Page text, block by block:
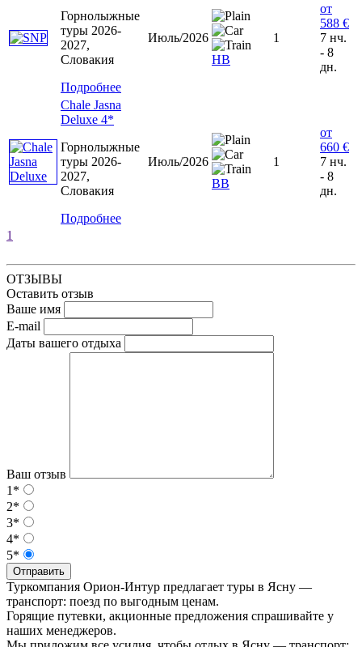
Горнолыжные
туры 2026-
2027,
Словакия
Подробнее
Июль/2026
НВ
1
от
588 €
7 нч.
- 8
дн.
Chale Jasna
Deluxe 4*
Горнолыжные
туры 2026-
2027,
Словакия
Подробнее
Июль/2026
ВВ
1
от
660 €
7 нч.
- 8
дн.
1
ОТЗЫВЫ
Оставить отзыв
Ваше имя
E-mail
Даты вашего отдыха
Ваш отзыв
1*
2*
3*
4*
5*
Отправить
Туркомпания Орион-Интур предлагает туры в Ясну —
транспорт: поезд по выгодным ценам.
Горящие путевки, акционные предложения спрашивайте у
наших менеджеров.